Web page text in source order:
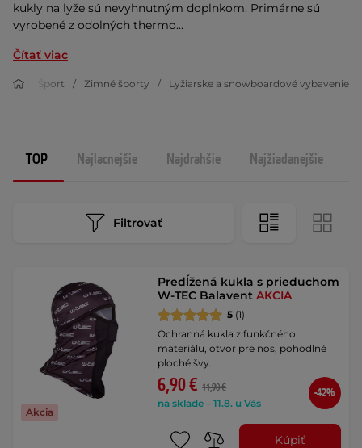
kukly na lyže sú nevyhnutným doplnkom. Primárne sú
vyrobené z odolných thermo...
Čítať viac
Šport Zimné športy Lyžiarske a snowboardové vybavenie
TOP Najlacnejšie Najdrahšie Najžiadanejšie
Filtrovať
Akcia
Predĺžená kukla s prieduchom
W-TEC BalaventAKCIA
5 (1)
Ochranná kukla z funkčného
materiálu, otvor pre nos, pohodlné
ploché švy.
6,90 € 11,90 €
na sklade – 11.8. u Vás
-42%
Kúpiť